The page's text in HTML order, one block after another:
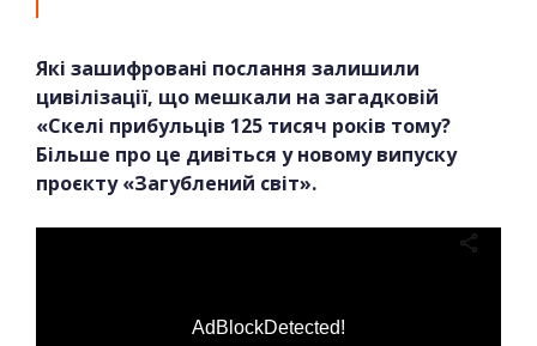
Які зашифровані послання залишили
цивілізації, що мешкали на загадковій
«Скелі прибульців 125 тисяч років тому?
Більше про це дивіться у новому випуску
проєкту «Загублений світ».
AdBlockDetected!